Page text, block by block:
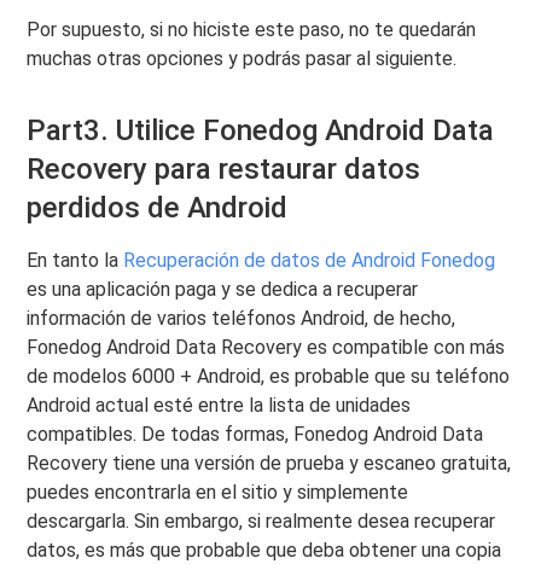
Por supuesto, si no hiciste este paso, no te quedarán
muchas otras opciones y podrás pasar al siguiente.
Part3. Utilice Fonedog Android Data
Recovery para restaurar datos
perdidos de Android
En tanto la Recuperación de datos de Android Fonedog
es una aplicación paga y se dedica a recuperar
información de varios teléfonos Android, de hecho,
Fonedog Android Data Recovery es compatible con más
de modelos 6000 + Android, es probable que su teléfono
Android actual esté entre la lista de unidades
compatibles. De todas formas, Fonedog Android Data
Recovery tiene una versión de prueba y escaneo gratuita,
puedes encontrarla en el sitio y simplemente
descargarla. Sin embargo, si realmente desea recuperar
datos, es más que probable que deba obtener una copia